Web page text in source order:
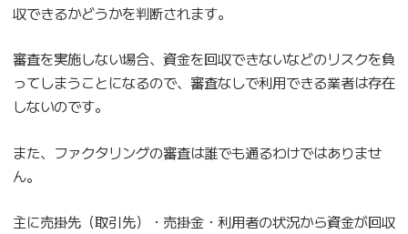
収できるかどうかを判断されます。
審査を実施しない場合、資金を回収できないなどのリスクを負
ってしまうことになるので、審査なしで利用できる業者は存在
しないのです。
また、ファクタリングの審査は誰でも通るわけではありませ
ん。
主に売掛先（取引先）・売掛金・利用者の状況から資金が回収